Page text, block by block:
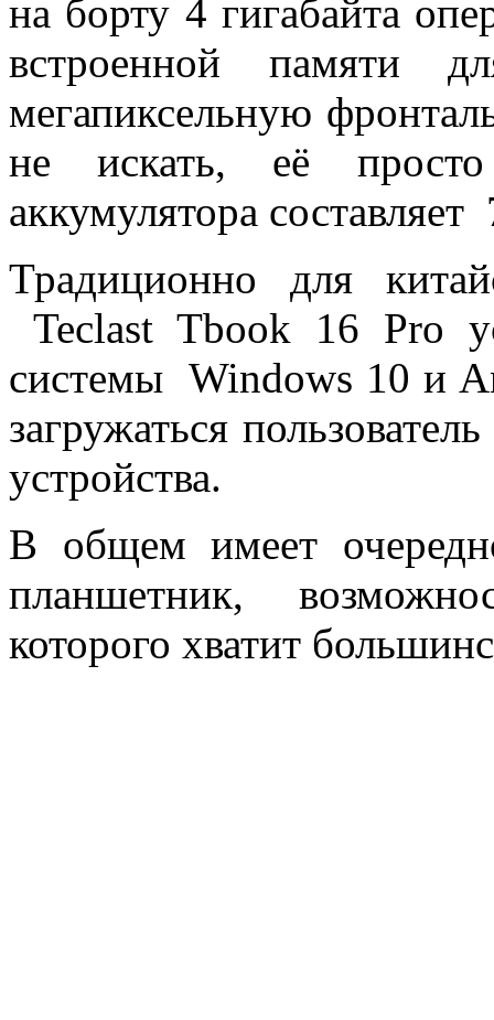
на борту 4 гигабайта
встроенной памяти
мегапиксельную
не искать, её
аккумулятора
Традиционно для
Teclast Tbook 16 Pro
системы Windows 10 и
загружаться
устройства.
В общем имеет
планшетник,
которого хватит